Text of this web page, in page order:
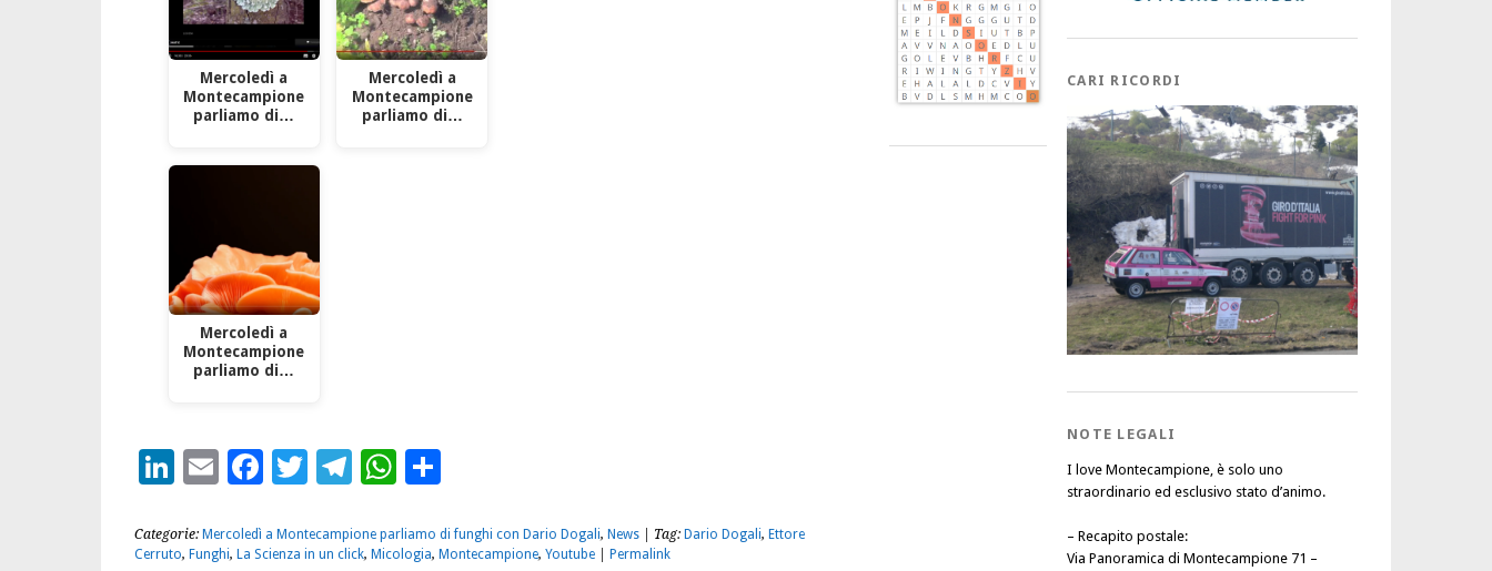
Mercoledì a
Montecampione
parliamo di…
Mercoledì a
Montecampione
parliamo di…
Mercoledì a
Montecampione
parliamo di…
LinkedIn
EmailFacebook
Twitter
Telegram
WhatsApp
Categorie: Mercoledì a Montecampione parliamo di funghi con Dario Dogali, News | Tag: Dario Dogali, Ettore
Cerruto, Funghi, La Scienza in un click, Micologia, Montecampione, Youtube Permalink
CARI RICORDI
NOTE LEGALI
I love Montecampione, è solo uno
straordinario ed esclusivo stato d’animo.
– Recapito postale:
Via Panoramica di Montecampione 71 –